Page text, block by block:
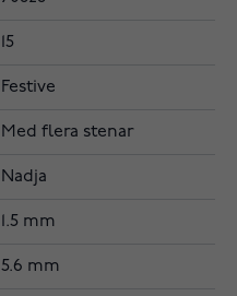
15
Festive
Med flera stenar
Nadja
1.5 mm
5.6 mm